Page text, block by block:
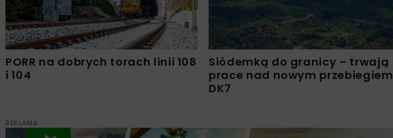
PORR na dobrych torach linii 108
i 104
Siódemką do granicy – trwają
prace nad nowym przebiegiem
DK7
REKLAMA